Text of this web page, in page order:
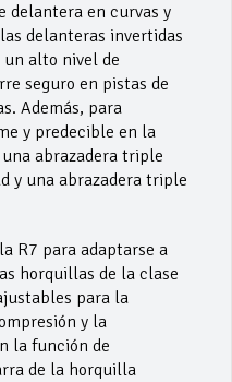
delantera en curvas y
delanteras invertidas
un alto nivel de
seguro en pistas de
Además, para
y predecible en la
abrazadera triple
y una abrazadera triple
R7 para adaptarse a
horquillas de la clase
para la
y la
la función de
de la horquilla